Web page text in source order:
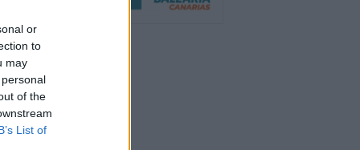
or
to
may
of the
List of